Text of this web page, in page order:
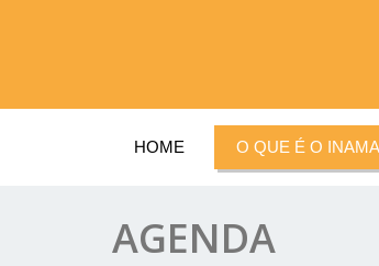
HOME O QUE É O
AGENDA